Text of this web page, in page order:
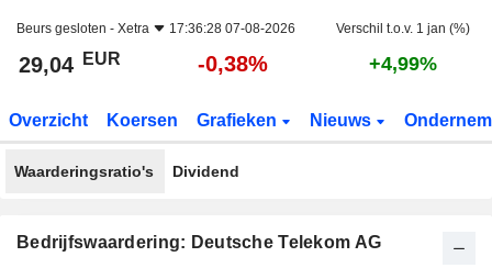
Beurs gesloten - Xetra 17:36:28 07-08-2026 Verschil t.o.v. 1 jan (%)
29,04 EUR -0,38% +4,99%
Overzicht Koersen Grafieken Nieuws
Waarderingsratio's Dividend
Bedrijfswaardering: Deutsche Telekom AG